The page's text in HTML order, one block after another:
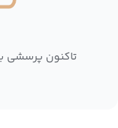
تاکنون پرسشی